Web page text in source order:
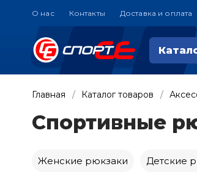
О нас Контакты Доставка и оплата
Главная Каталог товаров
Спортивные
Женские рюкзаки Детские